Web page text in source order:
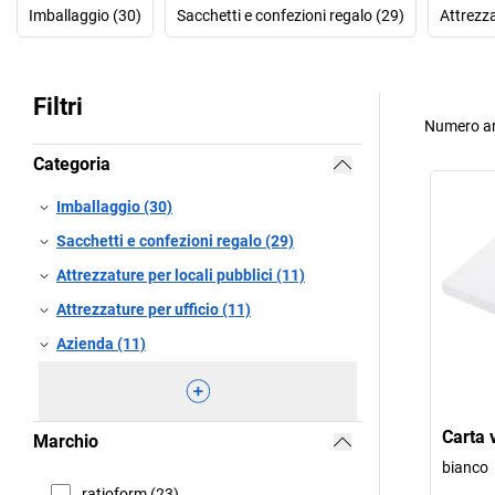
Imballaggio (30) Sacchetti e confezioni regalo (29)
Filtri
Categoria
Imballaggio (30)
Sacchetti e confezioni regalo (29)
Attrezzature per locali pubblici (11)
Attrezzature per ufficio (11)
Azienda (11)
Marchio
Numero
Carta
bianco